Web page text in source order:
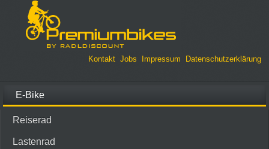
Kontakt Jobs Impressum Datenschutzerklärung
E-Bike
Reiserad
Lastenrad